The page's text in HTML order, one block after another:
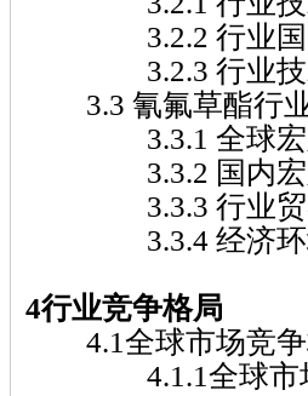
3.2.2 行业国内
3.2.3 行业技
3.3 氰氟草酯行业
3.3.1 全球宏观
3.3.2 国内宏观
3.3.3 行业贸
3.3.4 经济环境
4行业竞争格局
4.1全球市场竞争
4.1.1全球市场主